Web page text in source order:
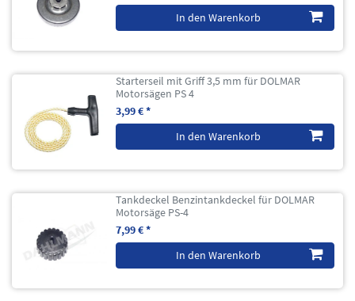
In den Warenkorb
Starterseil mit Griff 3,5 mm für DOLMAR
Motorsägen PS 4
3,99 € *
In den Warenkorb
Tankdeckel Benzintankdeckel für DOLMAR
Motorsäge PS-4
7,99 € *
In den Warenkorb